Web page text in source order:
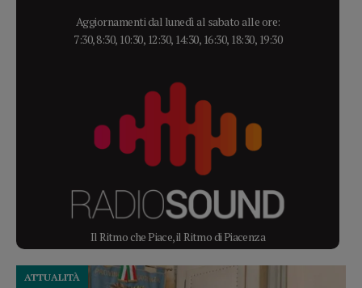
Aggiornamenti dal lunedì al sabato alle ore:
7:30, 8:30, 10:30, 12:30, 14:30, 16:30, 18:30, 19:30
Il Ritmo che Piace, il Ritmo di Piacenza
ATTUALITÀ